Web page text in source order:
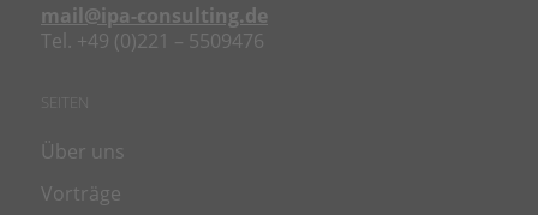
mail@ipa-consulting.de
Tel. +49 (0)221 – 5509476
SEITEN
Über uns
Vorträge